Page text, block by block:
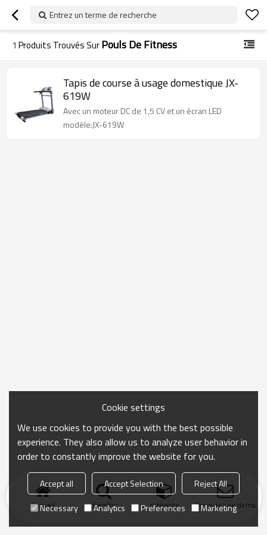
Entrez un terme de recherche
1 Produits Trouvés SurPouls De Fitness
Tapis de course à usage domestique JX-
619W
Avec un moteur DC de 1,5 CV et un écran LED
modèle:JX-619W
Accueil chercher catégorie Envoyer une
Cookie settings
We use cookies to provide you with the best possible
experience. They also allow us to analyze user behavior in
order to constantly improve the website for you.
Accept all Accept Selection
Reject All
Necessary
Analytics Preferences Marketing